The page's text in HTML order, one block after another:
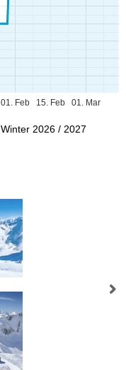
01. Feb 01. Mar
15. Feb
Winter 2026 / 2027